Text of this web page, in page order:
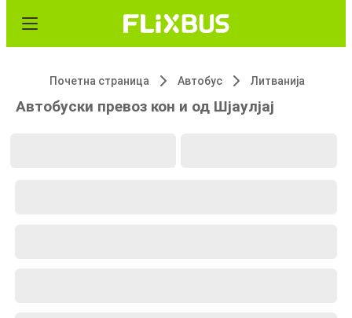
Почетна страница Автобус Литванија
Автобуски превоз кон и од Шјаулјај